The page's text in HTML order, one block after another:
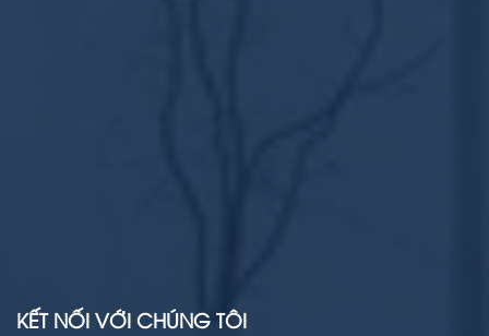
KẾT NỐI VỚI CHÚNG TÔI